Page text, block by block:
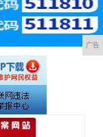
广告